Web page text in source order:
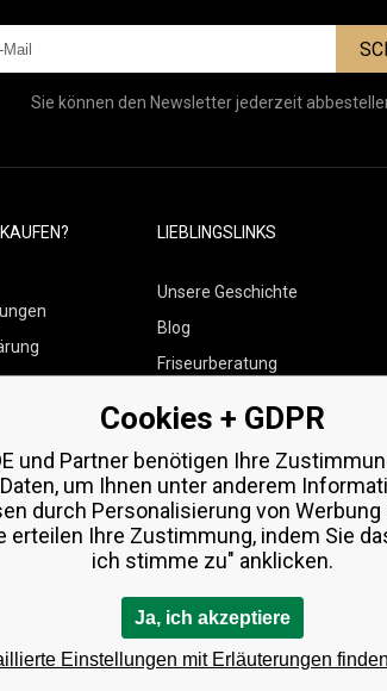
Sie können den Newsletter jederzeit
und
LIEBLINGSLINKS
Unsere Geschichte
Blog
Friseurberatung
Kostenlose Produktproben
Cookies + GDPR
und Partner benötigen Ihre
um Ihnen unter anderem
durch Personalisierung von Werbung
erteilen Ihre Zustimmung, indem Sie
ich stimme zu" anklicken.
Ja, ich akzeptiere
Einstellungen mit Erläuterungen